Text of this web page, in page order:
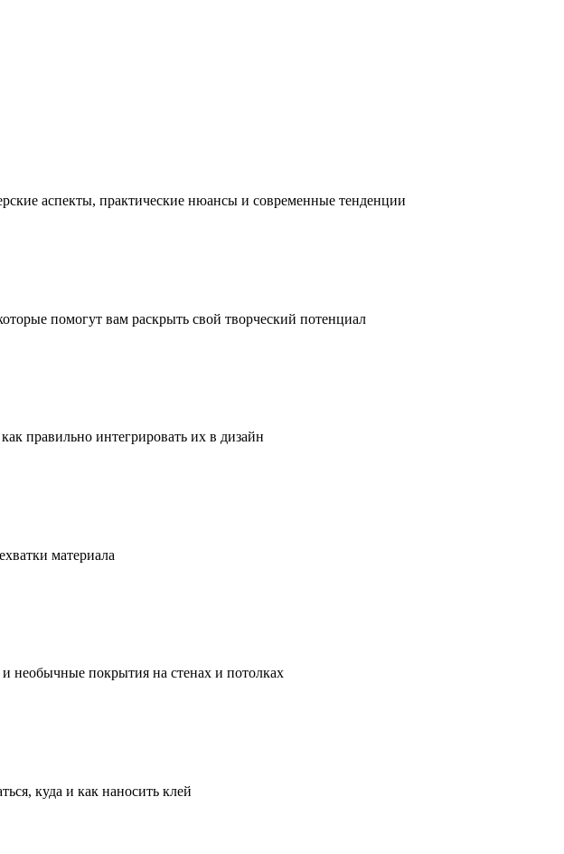
аспекты, практические нюансы и современные тенденции
помогут вам раскрыть свой творческий потенциал
правильно интегрировать их в дизайн
материала
необычные покрытия на стенах и потолках
куда и как наносить клей